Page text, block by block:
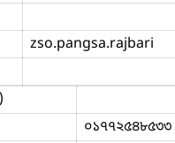
zso.pangsa.rajbari
০১৭৭২৫৪৮৫৩৩